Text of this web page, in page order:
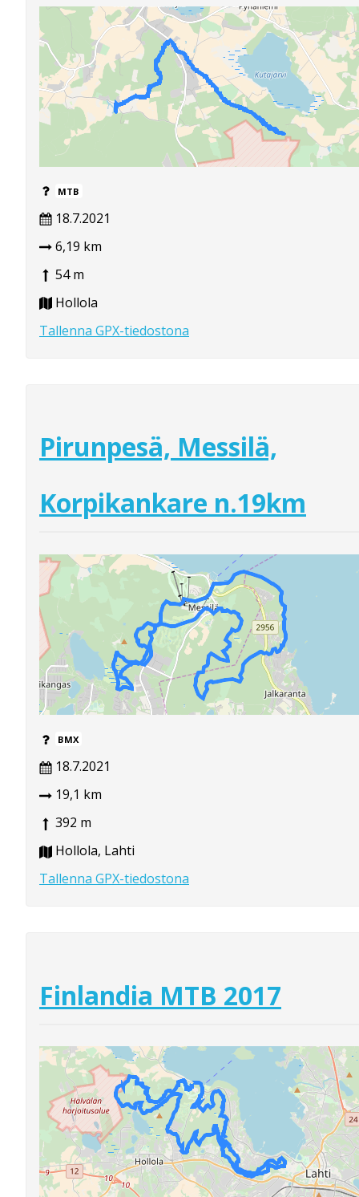
MTB
18.7.2021
6,19 km
54 m
Hollola
Tallenna GPX-tiedostona
Pirunpesä, Messilä,
Korpikankare n.19km
BMX
18.7.2021
19,1 km
392 m
Hollola, Lahti
Tallenna GPX-tiedostona
Finlandia MTB 2017